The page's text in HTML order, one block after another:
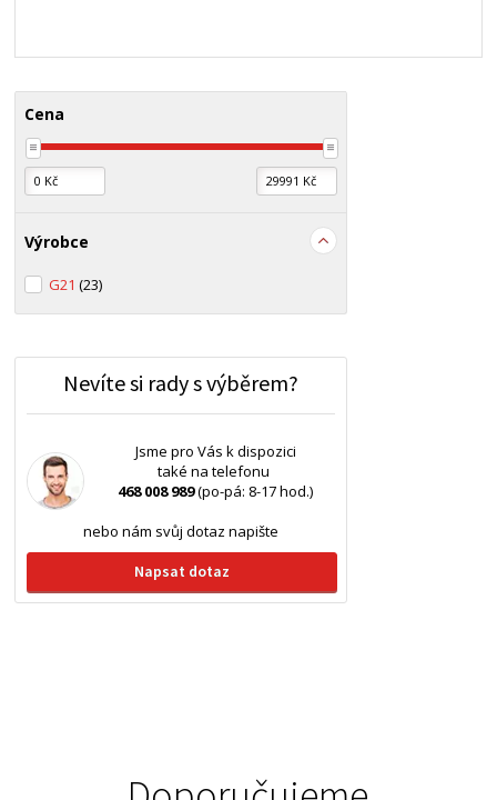
Cena
Výrobce
G21(23)
Nevíte si rady s výběrem?
Jsme pro Vás k dispozici
také na telefonu
468 008 989(po-pá: 8-17 hod.)
nebo nám svůj dotaz napište
Napsat dotaz